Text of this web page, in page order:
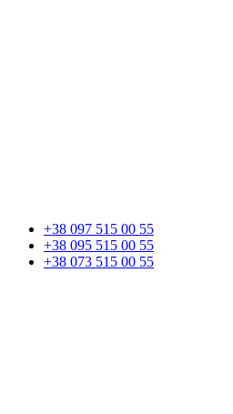
+38 097 515 00 55
+38 095 515 00 55
+38 073 515 00 55